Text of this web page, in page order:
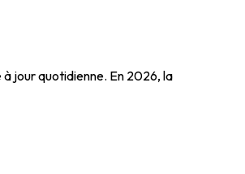
jour quotidienne. En 2026, la